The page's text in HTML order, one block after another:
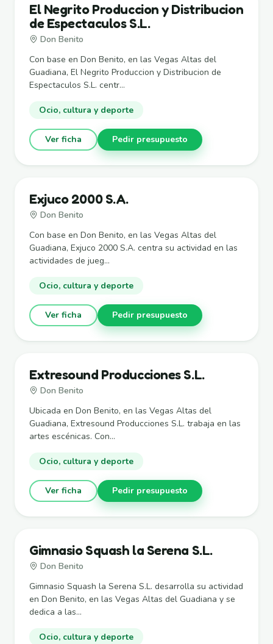
El Negrito Produccion y Distribucion
de Espectaculos S.L.
Don Benito
Con base en Don Benito, en las Vegas Altas del
Guadiana, El Negrito Produccion y Distribucion de
Espectaculos S.L. centr...
Ocio, cultura y deporte
Ver ficha Pedir presupuesto
Exjuco 2000 S.A.
Don Benito
Con base en Don Benito, en las Vegas Altas del
Guadiana, Exjuco 2000 S.A. centra su actividad en las
actividades de jueg...
Ocio, cultura y deporte
Ver ficha Pedir presupuesto
Extresound Producciones S.L.
Don Benito
Ubicada en Don Benito, en las Vegas Altas del
Guadiana, Extresound Producciones S.L. trabaja en las
artes escénicas. Con...
Ocio, cultura y deporte
Ver ficha Pedir presupuesto
Gimnasio Squash la Serena S.L.
Don Benito
Gimnasio Squash la Serena S.L. desarrolla su actividad
en Don Benito, en las Vegas Altas del Guadiana y se
dedica a las...
Ocio, cultura y deporte